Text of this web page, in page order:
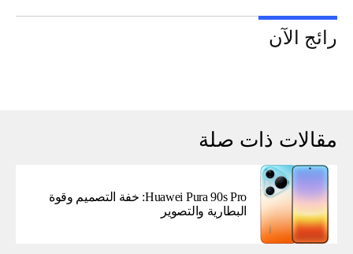
رائج الآن
مقالات ذات صلة
Huawei Pura 90s Pro: خفة التصميم وقوة
البطارية والتصوير